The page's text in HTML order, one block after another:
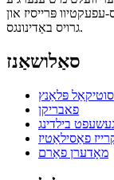
פּרייסיז און
גרויס באַדינונגס.
סאַלושאַנז
פּלאַנץ
פאבריקן
בילדינג
פאַסילאַטיז
מאָדערן פאַרם